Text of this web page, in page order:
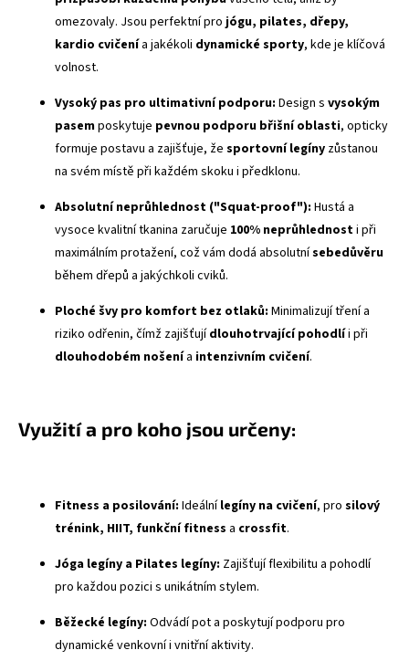
omezovaly. Jsou perfektní projógu, pilates, dřepy,
kardio cvičenía jakékoli dynamické sporty, kde je klíčová
volnost.
Vysoký pas pro ultimativní podporu: Design s vysokým
pasemposkytuje pevnou podporu břišní oblasti, opticky
formuje postavu a zajišťuje, že sportovní legíny zůstanou
na svém místě při každém skoku i předklonu.
Absolutní neprůhlednost ("Squat-proof"): Hustá a
vysoce kvalitní tkanina zaručuje 100% neprůhlednosti při
maximálním protažení, což vám dodá absolutnísebedůvěru
během dřepů a jakýchkoli cviků.
Ploché švy pro komfort bez otlaků: Minimalizují tření a
riziko odřenin, čímž zajišťujídlouhotrvající pohodlíi při
dlouhodobém nošenía intenzivním cvičení.
Využití a pro koho jsou určeny:
Fitness a posilování: Ideálnílegíny na cvičení, pro silový
trénink, HIIT, funkční fitness a crossfit.
Jóga legíny a Pilates legíny: Zajišťují flexibilitu a pohodlí
pro každou pozici s unikátním stylem.
Běžecké legíny: Odvádí pot a poskytují podporu pro
dynamické venkovní i vnitřní aktivity.